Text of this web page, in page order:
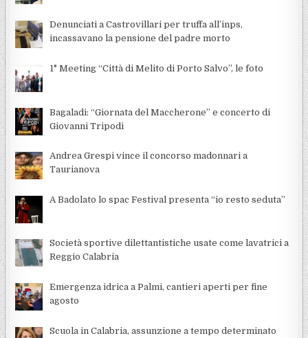
Denunciati a Castrovillari per truffa all’inps,
incassavano la pensione del padre morto
1° Meeting “Città di Melito di Porto Salvo”, le foto
Bagaladi: “Giornata del Maccherone” e concerto di
Giovanni Tripodi
Andrea Grespi vince il concorso madonnari a
Taurianova
A Badolato lo spac Festival presenta “io resto seduta”
Società sportive dilettantistiche usate come lavatrici a
Reggio Calabria
Emergenza idrica a Palmi, cantieri aperti per fine
agosto
Scuola in Calabria, assunzione a tempo determinato